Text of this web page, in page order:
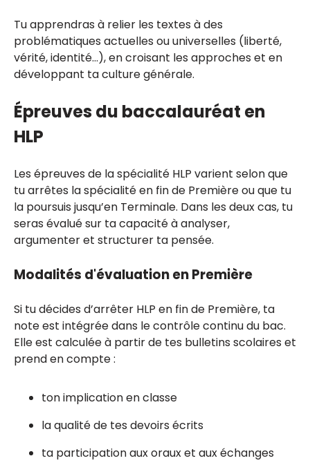
Tu apprendras à relier les textes à des
problématiques actuelles ou universelles (liberté,
vérité, identité…), en croisant les approches et en
développant ta culture générale.
Épreuves du baccalauréat en
HLP
Les épreuves de la spécialité HLP varient selon que
tu arrêtes la spécialité en fin de Première ou que tu
la poursuis jusqu’en Terminale. Dans les deux cas, tu
seras évalué sur ta capacité à analyser,
argumenter et structurer ta pensée.
Modalités d'évaluation en Première
Si tu décides d’arrêter HLP en fin de Première, ta
note est intégrée dans le contrôle continu du bac.
Elle est calculée à partir de tes bulletins scolaires et
prend en compte :
ton implication en classe
la qualité de tes devoirs écrits
ta participation aux oraux et aux échanges